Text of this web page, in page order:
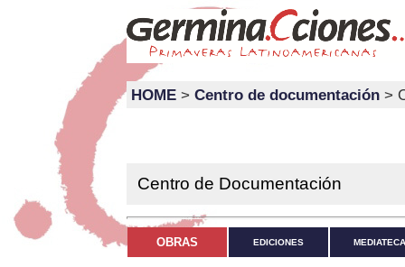
HOME > Centro de documentación >
Centro de Documentación
OBRAS EDICIONES MEDIATECA